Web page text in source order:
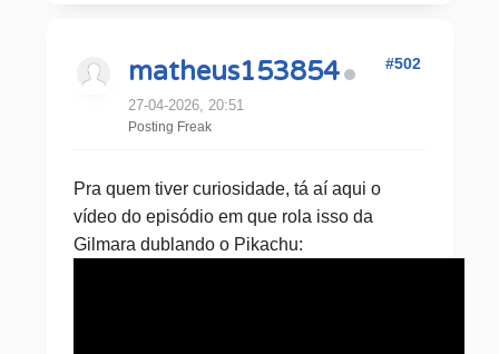
matheus153854
27-04-2026, 20:51
Posting Freak
#502
Pra quem tiver curiosidade, tá aí aqui o
vídeo do episódio em que rola isso da
Gilmara dublando o Pikachu: